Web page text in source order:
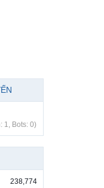
1, Bots: 0)
238,774